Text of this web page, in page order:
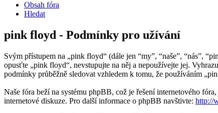
Obsah fóra
Hledat
pink floyd - Podmínky pro užívání
Svým přístupem na „pink floyd“ (dále jen “my”, “naše”, “nás”,
opusťte „pink floyd“, nevstupujte na něj a nepoužívejte jej.
podmínky průběžně sledovat vzhledem k tomu, že používáním
Naše fóra beží na systému phpBB, což je řešení internetového
internetové diskuze. Pro další informace o phpBB navštivte: http://